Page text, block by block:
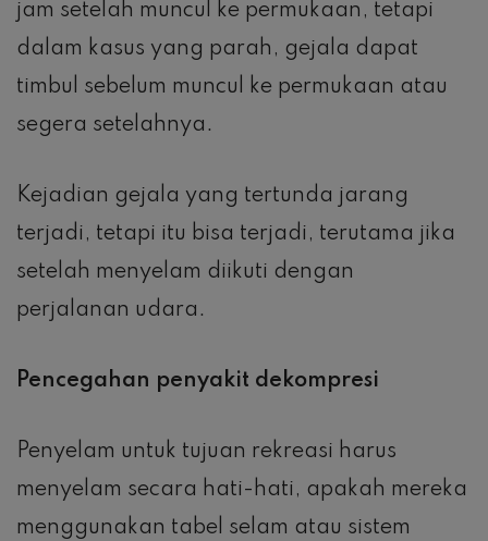
jam setelah muncul ke permukaan, tetapi
dalam kasus yang parah, gejala dapat
timbul sebelum muncul ke permukaan atau
segera setelahnya.
Kejadian gejala yang tertunda jarang
terjadi, tetapi itu bisa terjadi, terutama jika
setelah menyelam diikuti dengan
perjalanan udara.
Pencegahan penyakit dekompresi
Penyelam untuk tujuan rekreasi harus
menyelam secara hati-hati, apakah mereka
menggunakan tabel selam atau sistem